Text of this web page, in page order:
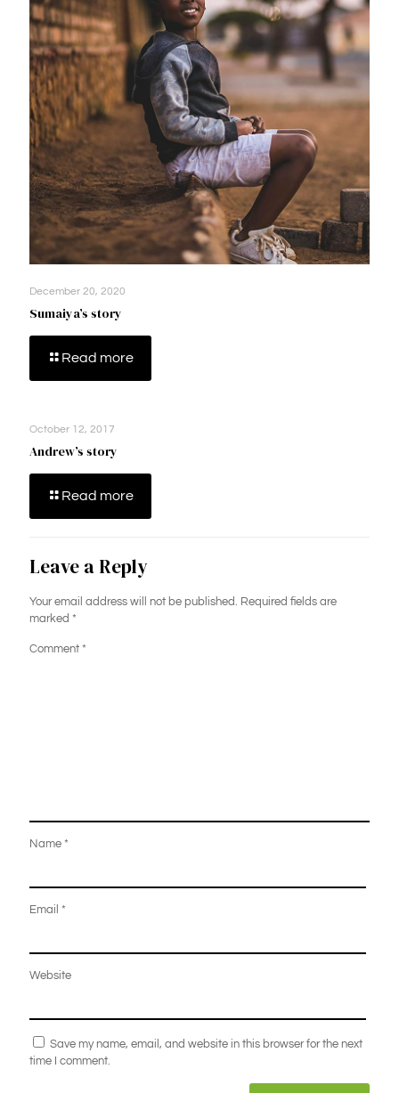
December 20, 2020
Sumaiya’s story
Read more
October 12, 2017
Andrew’s story
Read more
Leave a Reply
Your email address will not be published.
Required fields are
marked *
Comment *
Name *
Email *
Website
Save my name, email, and website in this browser for the next
time I comment.